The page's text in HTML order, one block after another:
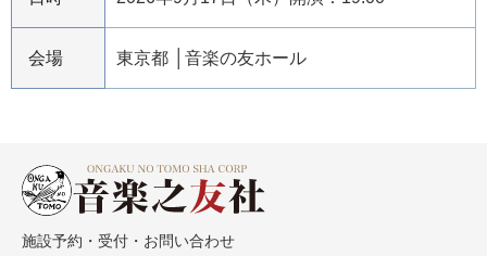
会場 東京都 音楽の友ホール
施設予約・受付・お問い合わせ